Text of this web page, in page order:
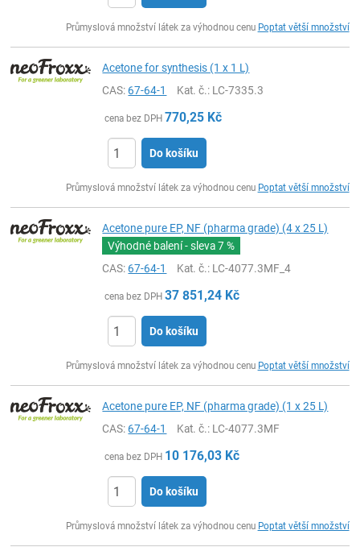
Průmyslová množství látek za výhodnou cenu Poptat větší množství
Acetone for synthesis (1 x 1 L)
CAS:67-64-1 Kat. č.: LC-7335.3
cena bez DPH 770,25 Kč
Do košíku
Průmyslová množství látek za výhodnou cenu Poptat větší množství
Acetone pure EP, NF (pharma grade) (4 x 25 L)
Výhodné balení - sleva7 %
CAS:67-64-1 Kat. č.: LC-4077.3MF_4
cena bez DPH 37 851,24 Kč
Do košíku
Průmyslová množství látek za výhodnou cenu Poptat větší množství
Acetone pure EP, NF (pharma grade) (1 x 25 L)
CAS:67-64-1 Kat. č.: LC-4077.3MF
cena bez DPH 10 176,03 Kč
Do košíku
Průmyslová množství látek za výhodnou cenu Poptat větší množství